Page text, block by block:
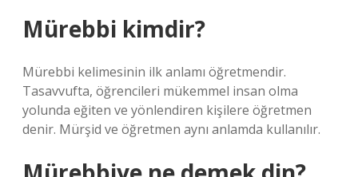
Mürebbi kimdir?
Mürebbi kelimesinin ilk anlamı öğretmendir.
Tasavvufta, öğrencileri mükemmel insan olma
yolunda eğiten ve yönlendiren kişilere öğretmen
denir. Mürşid ve öğretmen aynı anlamda kullanılır.